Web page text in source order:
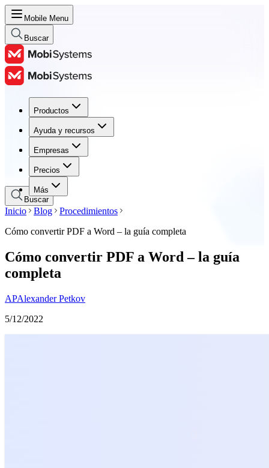
Mobile Menu
Buscar
Productos
Ayuda y recursos
Empresas
Precios
Más
Productos
Ayuda y recursos
Empresas
Precios
Buscar
Inicio Blog
Procedimientos
Cómo convertir PDF a Word – la guía completa
Cómo convertir PDF a Word – la guía
completa
APAlexander Petkov
5/12/2022